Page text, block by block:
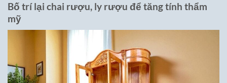
Bố trí lại chai rượu, ly rượu để tăng tính thẩm
mỹ